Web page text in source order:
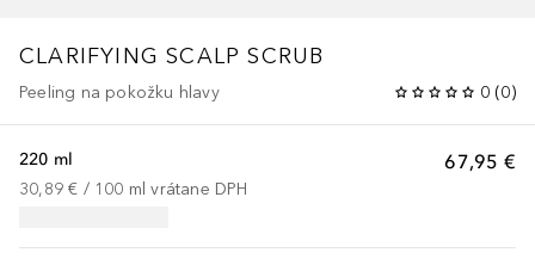
CLARIFYING SCALP SCRUB
Peeling na pokožku hlavy 0 (0)
67,95 €
220 ml
30,89 € / 100 ml vrátane DPH